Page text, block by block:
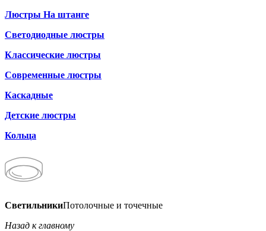
Люстры На штанге
Светодиодные люстры
Классические люстры
Современные люстры
Каскадные
Детские люстры
Кольца
СветильникиПотолочные и точечные
Назад к главному